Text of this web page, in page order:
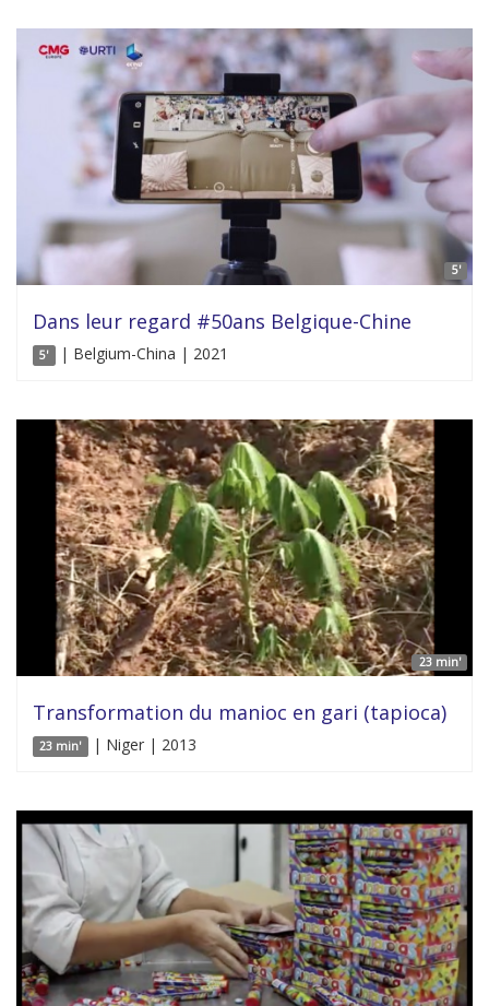
5'
Dans leur regard #50ans Belgique-Chine
5' | Belgium-China | 2021
23 min'
Transformation du manioc en gari (tapioca)
23 min' | Niger | 2013